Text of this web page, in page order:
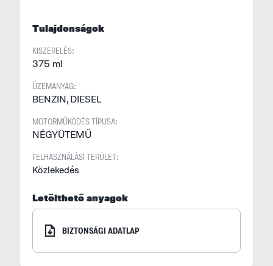
Tulajdonságok
KISZERELÉS:
375 ml
ÜZEMANYAG:
BENZIN, DIESEL
MOTORMŰKÖDÉS TÍPUSA:
NÉGYÜTEMŰ
FELHASZNÁLÁSI TERÜLET:
Közlekedés
Letölthető anyagok
BIZTONSÁGI ADATLAP